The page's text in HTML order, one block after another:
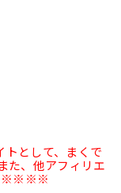
として、まくで
た、他アフィリエ
※※※※